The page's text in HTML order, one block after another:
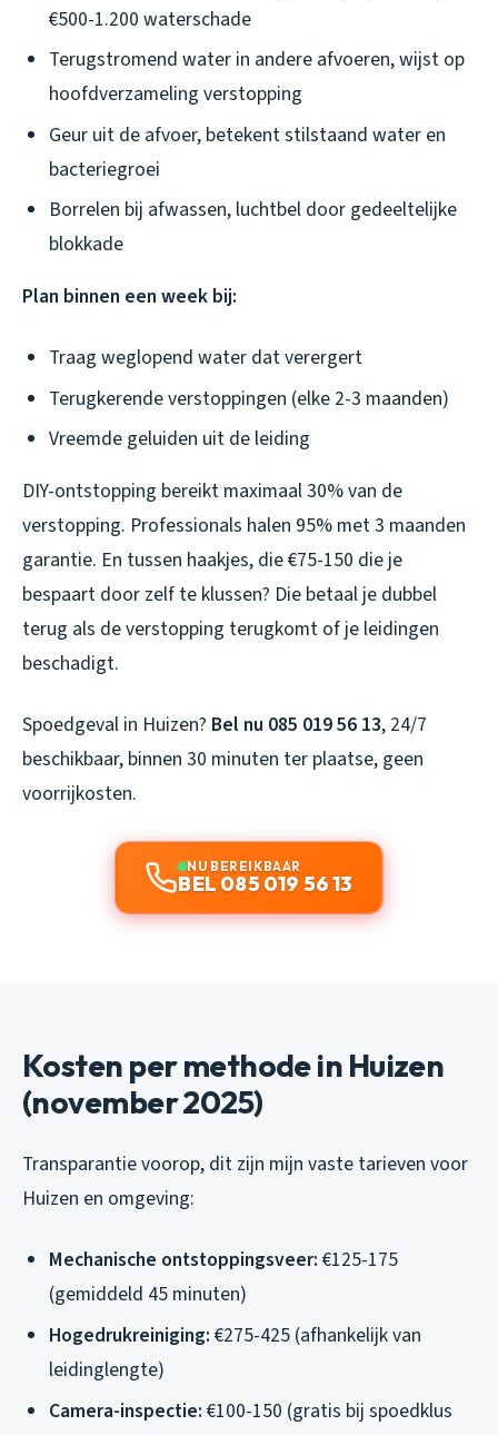
€500-1.200 waterschade
Terugstromend water in andere afvoeren, wijst op
hoofdverzameling verstopping
Geur uit de afvoer, betekent stilstaand water en
bacteriegroei
Borrelen bij afwassen, luchtbel door gedeeltelijke
blokkade
Plan binnen een week bij:
Traag weglopend water dat verergert
Terugkerende verstoppingen (elke 2-3 maanden)
Vreemde geluiden uit de leiding
DIY-ontstopping bereikt maximaal 30% van de
verstopping. Professionals halen 95% met 3 maanden
garantie. En tussen haakjes, die €75-150 die je
bespaart door zelf te klussen? Die betaal je dubbel
terug als de verstopping terugkomt of je leidingen
beschadigt.
Spoedgeval in Huizen? Bel nu 085 019 56 13, 24/7
beschikbaar, binnen 30 minuten ter plaatse, geen
voorrijkosten.
NU BEREIKBAAR
BEL 085 019 56 13
Kosten per methode in Huizen
(november 2025)
Transparantie voorop, dit zijn mijn vaste tarieven voor
Huizen en omgeving:
Mechanische ontstoppingsveer: €125-175
(gemiddeld 45 minuten)
Hogedrukreiniging: €275-425 (afhankelijk van
leidinglengte)
Camera-inspectie: €100-150 (gratis bij spoedklus